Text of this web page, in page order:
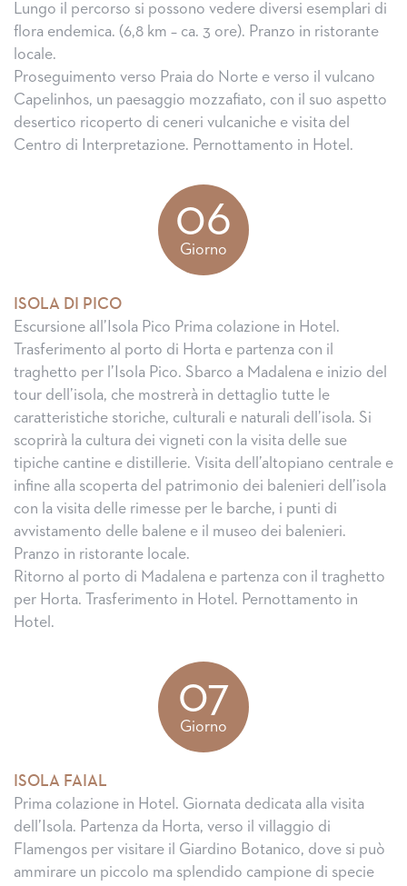
Lungo il percorso si possono vedere diversi esemplari di
flora endemica. (6,8 km – ca. 3 ore). Pranzo in ristorante
locale.
Proseguimento verso Praia do Norte e verso il vulcano
Capelinhos, un paesaggio mozzafiato, con il suo aspetto
desertico ricoperto di ceneri vulcaniche e visita del
Centro di Interpretazione. Pernottamento in Hotel.
06
Giorno
ISOLA DI PICO
Escursione all’Isola Pico Prima colazione in Hotel.
Trasferimento al porto di Horta e partenza con il
traghetto per l’Isola Pico. Sbarco a Madalena e inizio del
tour dell’isola, che mostrerà in dettaglio tutte le
caratteristiche storiche, culturali e naturali dell’isola. Si
scoprirà la cultura dei vigneti con la visita delle sue
tipiche cantine e distillerie. Visita dell’altopiano centrale e
infine alla scoperta del patrimonio dei balenieri dell’isola
con la visita delle rimesse per le barche, i punti di
avvistamento delle balene e il museo dei balenieri.
Pranzo in ristorante locale.
Ritorno al porto di Madalena e partenza con il traghetto
per Horta. Trasferimento in Hotel. Pernottamento in
Hotel.
07
Giorno
ISOLA FAIAL
Prima colazione in Hotel. Giornata dedicata alla visita
dell’Isola. Partenza da Horta, verso il villaggio di
Flamengos per visitare il Giardino Botanico, dove si può
ammirare un piccolo ma splendido campione di specie